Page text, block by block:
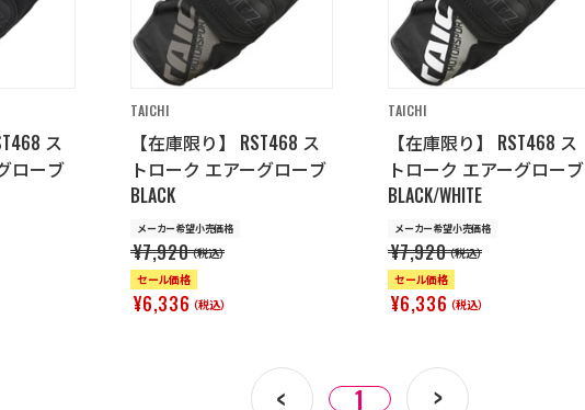
ス
ローブ
TAICHI
【在庫限り】 RST468 ス
トローク エアーグローブ
BLACK
メーカー希望小売価格
¥7,920（税込）
セール価格
¥6,336（税込）
TAICHI
【在庫限り】 RST468 ス
トローク エアーグローブ
BLACK/WHITE
メーカー希望小売価格
¥7,920（税込）
セール価格
¥6,336（税込）
1